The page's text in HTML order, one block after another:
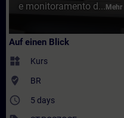
e monitoramento d... Mehr
Auf einen Blick
widgets Kurs
where_to_vote BR
access_time 5 days